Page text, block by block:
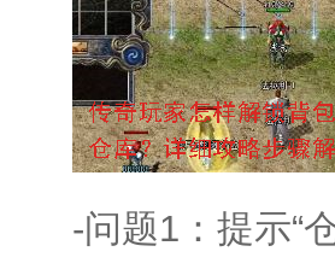
-问题1：提示“